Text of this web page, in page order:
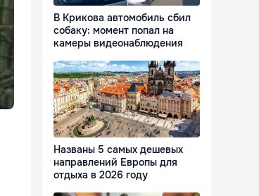
В Крикова автомобиль сбил
собаку: момент попал на
камеры видеонаблюдения
Названы 5 самых дешевых
направлений Европы для
отдыха в 2026 году